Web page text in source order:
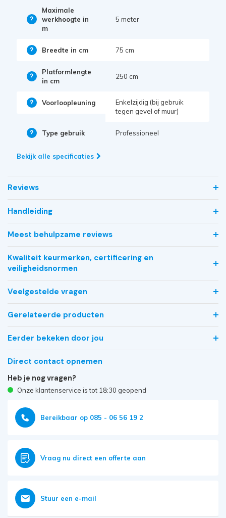
Maximale
werkhoogte in
m
5 meter
Breedte in cm 75 cm
Platformlengte
in cm
250 cm
Voorloopleuning
Enkelzijdig (bij gebruik
tegen gevel of muur)
Type gebruik Professioneel
Bekijk alle specificaties
Reviews
Handleiding
Meest behulpzame reviews
Kwaliteit keurmerken, certificering en
veiligheidsnormen
Veelgestelde vragen
Gerelateerde producten
Eerder bekeken door jou
Direct contact opnemen
Heb je nog vragen?
Onze klantenservice is tot 18:30 geopend
Bereikbaar op 085 - 06 56 19 2
Vraag nu direct een offerte aan
Stuur een e-mail